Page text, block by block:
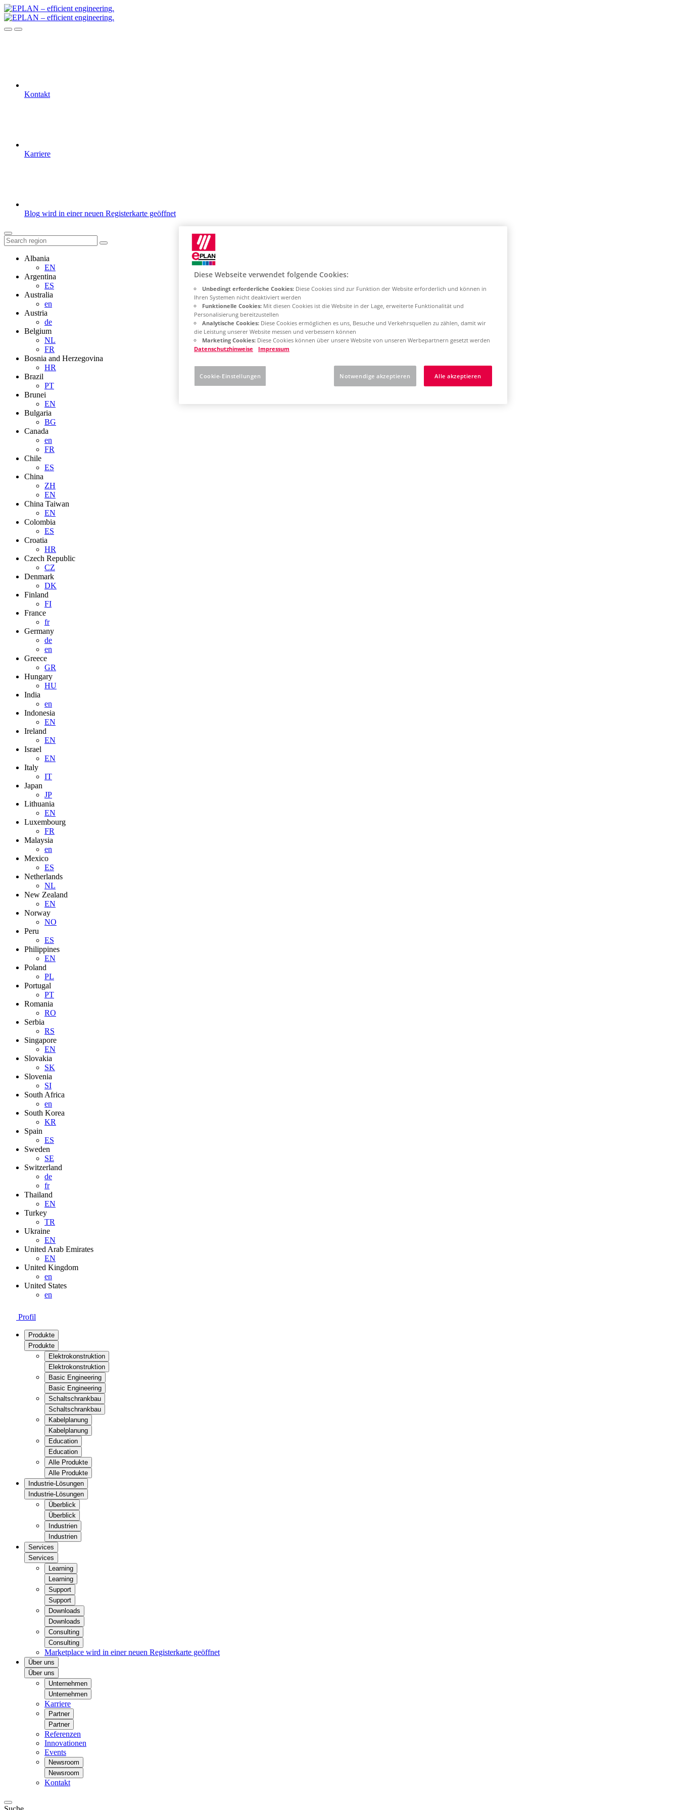
Kontakt
Karriere
Blog wird in einer neuen Registerkarte geöffnet
Albania
EN
Argentina
ES
Australia
en
Austria
de
Belgium
NL
FR
Bosnia and Herzegovina
HR
Brazil
PT
Brunei
EN
Bulgaria
BG
Canada
en
FR
Chile
ES
China
ZH
EN
China Taiwan
EN
Colombia
ES
Croatia
HR
Czech Republic
CZ
Denmark
DK
Finland
FI
France
fr
Germany
de
en
Greece
GR
Hungary
HU
India
en
Indonesia
EN
Ireland
EN
Israel
EN
Italy
IT
Japan
JP
Lithuania
EN
Luxembourg
FR
Malaysia
en
Mexico
ES
Netherlands
NL
New Zealand
EN
Norway
NO
Peru
ES
Philippines
EN
Poland
PL
Portugal
PT
Romania
RO
Serbia
RS
Singapore
EN
Slovakia
SK
Slovenia
SI
South Africa
en
South Korea
KR
Spain
ES
Sweden
SE
Switzerland
de
fr
Thailand
EN
Turkey
TR
Ukraine
EN
United Arab Emirates
EN
United Kingdom
en
United States
en
Profil
Produkte
Produkte
Elektrokonstruktion
Elektrokonstruktion
Basic Engineering
Basic Engineering
Schaltschrankbau
Schaltschrankbau
Kabelplanung
Kabelplanung
Education
Education
Alle Produkte
Alle Produkte
Industrie-Lösungen
Industrie-Lösungen
Überblick
Überblick
Industrien
Industrien
Services
Services
Learning
Learning
Support
Support
Downloads
Downloads
Consulting
Consulting
Marketplace wird in einer neuen Registerkarte geöffnet
Über uns
Über uns
Unternehmen
Unternehmen
Karriere
Partner
Partner
Referenzen
Innovationen
Events
Newsroom
Newsroom
Kontakt
Diese Webseite verwendet folgende Cookies:
Unbedingt erforderliche Cookies: Diese Cookies sind zur Funktion der Website erforderlich und können in
Ihren Systemen nicht deaktiviert werden
Funktionelle Cookies: Mit diesen Cookies ist die Website in der Lage, erweiterte Funktionalität und
Personalisierung bereitzustellen
Analytische Cookies: Diese Cookies ermöglichen es uns, Besuche und Verkehrsquellen zu zählen, damit wir
die Leistung unserer Website messen und verbessern können
Marketing Cookies: Diese Cookies können über unsere Website von unseren Werbepartnern gesetzt werden
Datenschutzhinweise
Impressum
Notwendige akzeptieren Alle akzeptieren
Cookie-Einstellungen